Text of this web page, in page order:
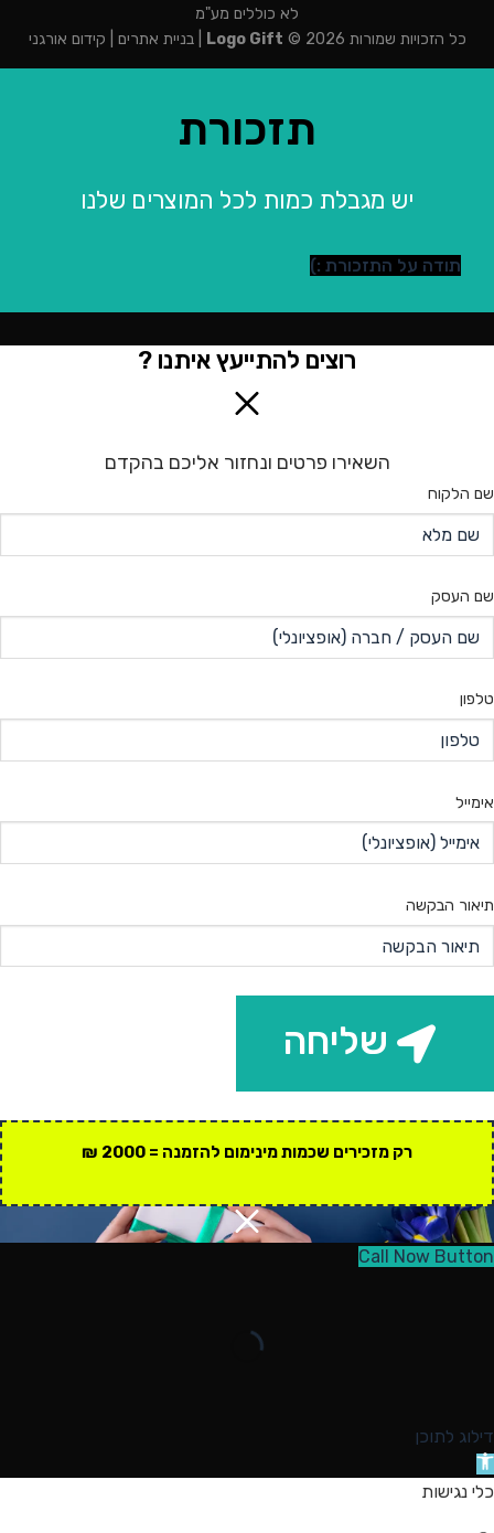
לא כוללים מע"מ
כל הזכויות שמורות 2026 ©
Logo Gift
|בניית אתרים קידום אורגני
תזכורת
יש מגבלת כמות לכל המוצרים שלנו
תודה על התזכורת :)
רוצים להתייעץ איתנו ?
השאירו פרטים ונחזור אליכם בהקדם
שם הלקוח
שם העסק
טלפון
אימייל
תיאור הבקשה
שליחה
רק מזכירים שכמות מינימום להזמנה = 2000 ₪
Call Now Button
דילוג לתוכן
פתח
סרגל
כלי נגישות